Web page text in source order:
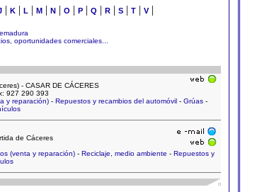
| K| L | M| N| O | P| Q | R| S| T| V|
oportunidades comerciales...
- CASAR DE CÁCERES
927 290 393
y reparación)- Repuestos y recambios del automóvil- Grúas-
de Cáceres
(venta y reparación)- Reciclaje, medio ambiente - Repuestos y